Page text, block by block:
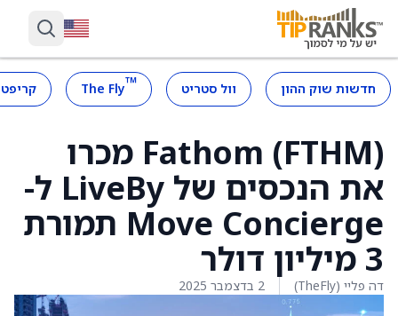
חדשות שוק ההון וול סטריט ™
The Fly
Fathom (FTHM) מכרו
את הנכסים של LiveBy ל-
Move Concierge תמורת
3 מיליון דולר
דה פליי (TheFly) 2 בדצמבר 2025